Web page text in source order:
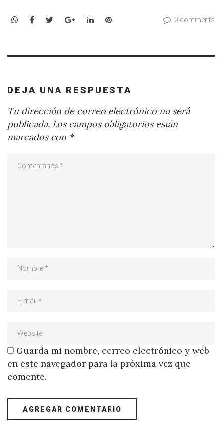
WhatsApp
Facebook
TwitterGoogle+LinkedInPinterest 0 comments
DEJA UNA RESPUESTA
Tu dirección de correo electrónico no será
publicada. Los campos obligatorios están
marcados con *
Guarda mi nombre, correo electrónico y web
en este navegador para la próxima vez que
comente.